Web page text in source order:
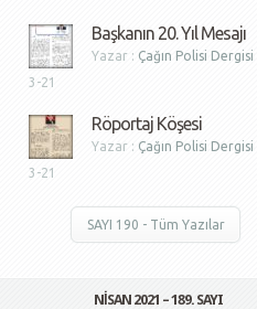
Başkanın 20. Yıl Mesajı
Yazar : Çağın Polisi Dergisi
3-21
Röportaj Köşesi
Yazar : Çağın Polisi Dergisi
3-21
SAYI 190 - Tüm Yazılar
NISAN 2021 – 189. SAYI